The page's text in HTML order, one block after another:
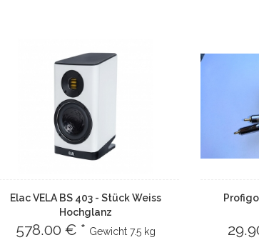
Elac VELA BS 403 - Stück Weiss
Hochglanz
578.00 € * Gewicht 7.5 kg